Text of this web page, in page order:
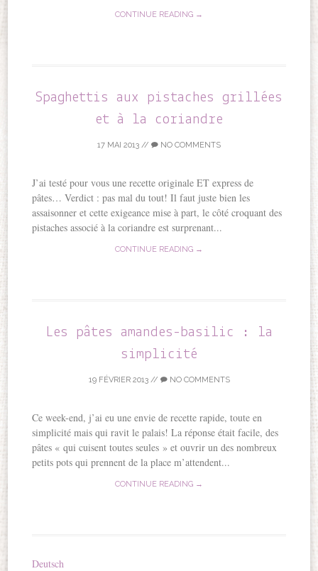
CONTINUE READING →
Spaghettis aux pistaches grillées
et à la coriandre
17 MAI 2013 // NO COMMENTS
J’ai testé pour vous une recette originale ET express de
pâtes… Verdict : pas mal du tout! Il faut juste bien les
assaisonner et cette exigeance mise à part, le côté croquant des
pistaches associé à la coriandre est surprenant...
CONTINUE READING →
Les pâtes amandes-basilic : la
simplicité
19 FÉVRIER 2013// NO COMMENTS
Ce week-end, j’ai eu une envie de recette rapide, toute en
simplicité mais qui ravit le palais! La réponse était facile, des
pâtes « qui cuisent toutes seules » et ouvrir un des nombreux
petits pots qui prennent de la place m’attendent...
CONTINUE READING →
Deutsch